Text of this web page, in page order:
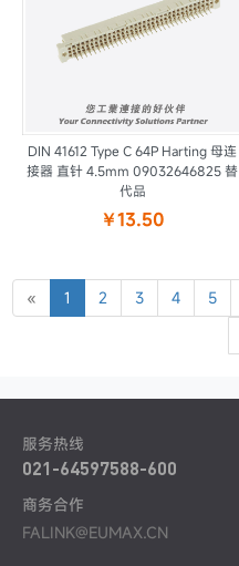
DIN 41612 Type C 64P Harting 母连
接器 直针 4.5mm 09032646825 替
代品
￥13.50
« 1 2 3 4 5
服务热线
021-64597588-600
商务合作
FALINK@EUMAX.CN